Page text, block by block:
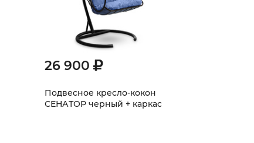
26 900
Подвесное кресло-кокон
СЕНАТОР черный + каркас